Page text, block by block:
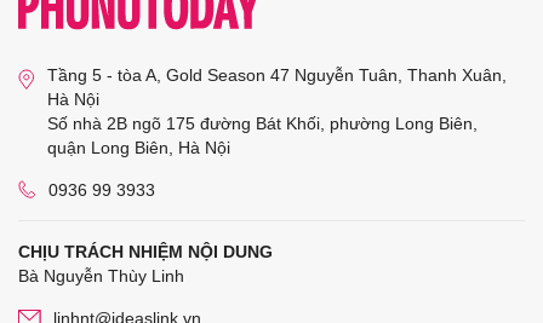
Tầng 5 - tòa A, Gold Season 47 Nguyễn Tuân, Thanh Xuân,
Hà Nội
Số nhà 2B ngõ 175 đường Bát Khối, phường Long Biên,
quận Long Biên, Hà Nội
0936 99 3933
CHỊU TRÁCH NHIỆM NỘI DUNG
Bà Nguyễn Thùy Linh
linhnt@ideaslink.vn